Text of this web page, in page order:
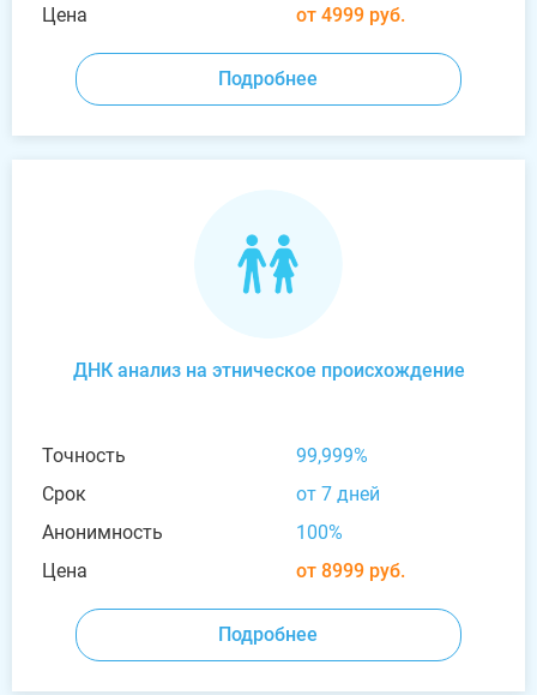
Цена
от 4999 руб.
Подробнее
ДНК анализ на этническое происхождение
Точность
99,999%
Срок
от 7 дней
Анонимность
100%
Цена
от 8999 руб.
Подробнее